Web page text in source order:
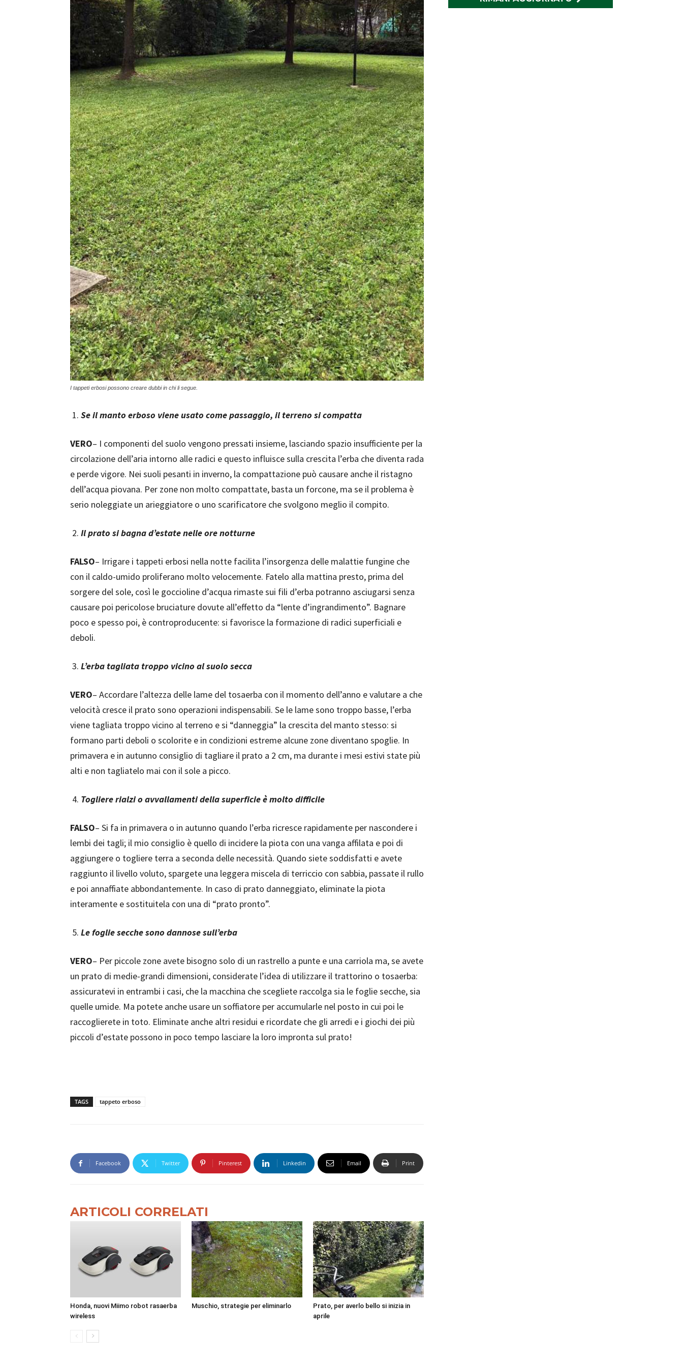
I tappeti erbosi possono creare dubbi in chi li segue.
Se il manto erboso viene usato come passaggio, il terreno si compatta
VERO– I componenti del suolo vengono pressati insieme, lasciando spazio insufficiente per la
circolazione dell’aria intorno alle radici e questo influisce sulla crescita l’erba che diventa rada
e perde vigore. Nei suoli pesanti in inverno, la compattazione può causare anche il ristagno
dell’acqua piovana. Per zone non molto compattate, basta un forcone, ma se il problema è
serio noleggiate un arieggiatore o uno scarificatore che svolgono meglio il compito.
Il prato si bagna d’estate nelle ore notturne
FALSO– Irrigare i tappeti erbosi nella notte facilita l’insorgenza delle malattie fungine che
con il caldo-umido proliferano molto velocemente. Fatelo alla mattina presto, prima del
sorgere del sole, così le goccioline d’acqua rimaste sui fili d’erba potranno asciugarsi senza
causare poi pericolose bruciature dovute all’effetto da “lente d’ingrandimento”. Bagnare
poco e spesso poi, è controproducente: si favorisce la formazione di radici superficiali e
deboli.
L’erba tagliata troppo vicino al suolo secca
VERO– Accordare l’altezza delle lame del tosaerba con il momento dell’anno e valutare a che
velocità cresce il prato sono operazioni indispensabili. Se le lame sono troppo basse, l’erba
viene tagliata troppo vicino al terreno e si “danneggia” la crescita del manto stesso: si
formano parti deboli o scolorite e in condizioni estreme alcune zone diventano spoglie. In
primavera e in autunno consiglio di tagliare il prato a 2 cm, ma durante i mesi estivi state più
alti e non tagliatelo mai con il sole a picco.
Togliere rialzi o avvallamenti della superficie è molto difficile
FALSO– Si fa in primavera o in autunno quando l’erba ricresce rapidamente per nascondere i
lembi dei tagli; il mio consiglio è quello di incidere la piota con una vanga affilata e poi di
aggiungere o togliere terra a seconda delle necessità. Quando siete soddisfatti e avete
raggiunto il livello voluto, spargete una leggera miscela di terriccio con sabbia, passate il rullo
e poi annaffiate abbondantemente. In caso di prato danneggiato, eliminate la piota
interamente e sostituitela con una di “prato pronto”.
Le foglie secche sono dannose sull’erba
VERO– Per piccole zone avete bisogno solo di un rastrello a punte e una carriola ma, se avete
un prato di medie-grandi dimensioni, considerate l’idea di utilizzare il trattorino o tosaerba:
assicuratevi in entrambi i casi, che la macchina che scegliete raccolga sia le foglie secche, sia
quelle umide. Ma potete anche usare un soffiatore per accumularle nel posto in cui poi le
raccoglierete in toto. Eliminate anche altri residui e ricordate che gli arredi e i giochi dei più
piccoli d’estate possono in poco tempo lasciare la loro impronta sul prato!
TAGS tappeto erboso
Facebook Twitter Pinterest Linkedin Email Print
ARTICOLI CORRELATI
Honda, nuovi Miimo robot rasaerba
wireless
Muschio, strategie per eliminarlo
Prato, per averlo bello si inizia in
aprile